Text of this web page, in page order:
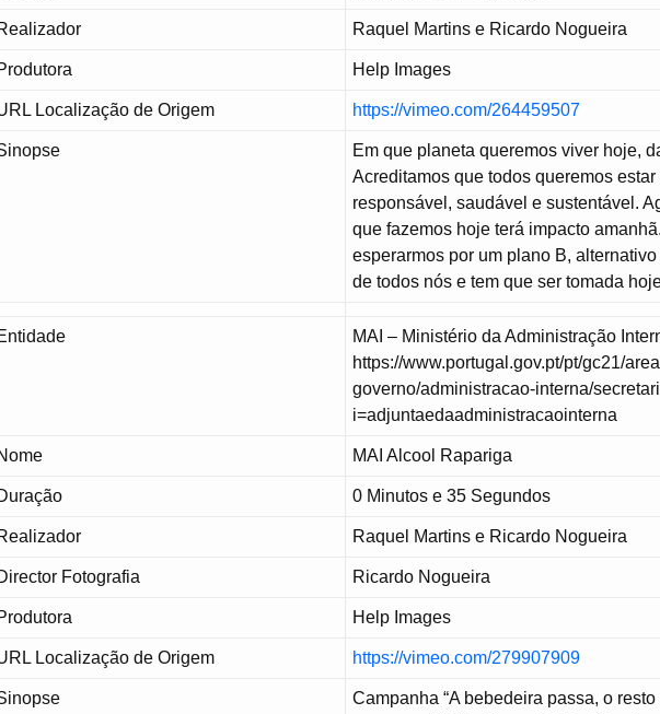
Raquel Martins e Ricardo Nogueira
Help Images
Localização de Origem https://vimeo.com/264459507
Em que planeta queremos viver hoje,
Acreditamos que todos queremos
responsável, saudável e sustentável.
que fazemos hoje terá impacto
esperarmos por um plano B,
de todos nós e tem que ser tomada
MAI – Ministério da Administração
https://www.portugal.gov.pt/pt/gc21/
governo/administracao-interna/
i=adjuntaedaadministracaointerna
MAI Alcool Rapariga
0 Minutos e 35 Segundos
Raquel Martins e Ricardo Nogueira
Fotografia Ricardo Nogueira
Help Images
Localização de Origem https://vimeo.com/279907909
Campanha “A bebedeira passa, o